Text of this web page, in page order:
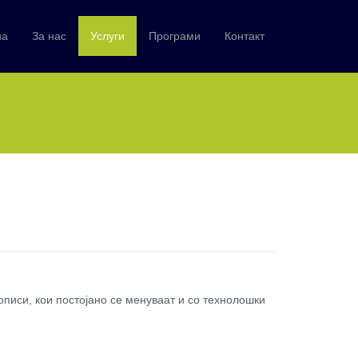
За нас Услуги Програми Контакт
кои постојано се менуваат и со технолошки